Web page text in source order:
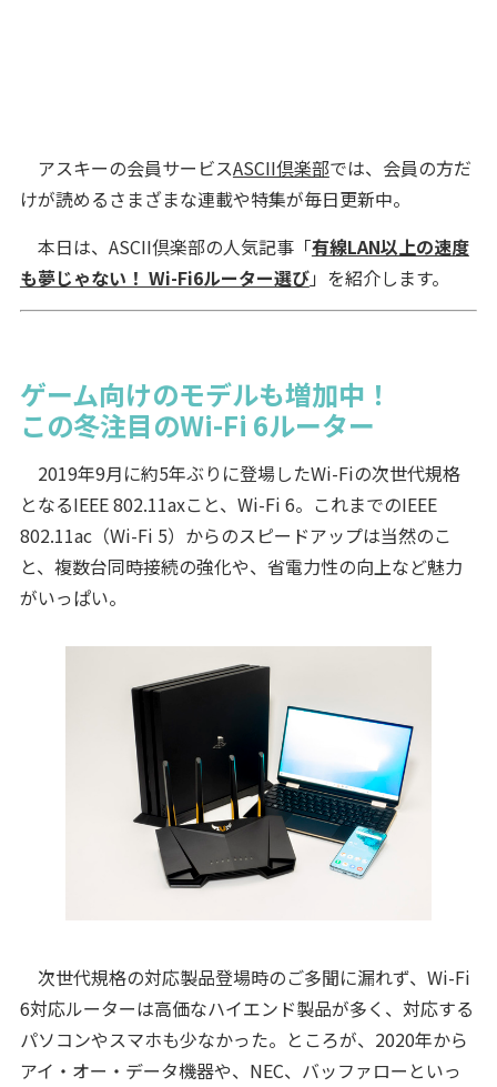
アスキーの会員サービスASCII倶楽部では、会員の方だ
けが読めるさまざまな連載や特集が毎日更新中。
本日は、ASCII倶楽部の人気記事「有線LAN以上の速度
も夢じゃない！ Wi-Fi6ルーター選び」を紹介します。
ゲーム向けのモデルも増加中！
この冬注目のWi-Fi 6ルーター
2019年9月に約5年ぶりに登場したWi-Fiの次世代規格
となるIEEE 802.11axこと、Wi-Fi 6。これまでのIEEE
802.11ac（Wi-Fi 5）からのスピードアップは当然のこ
と、複数台同時接続の強化や、省電力性の向上など魅力
がいっぱい。
次世代規格の対応製品登場時のご多聞に漏れず、Wi-Fi
6対応ルーターは高価なハイエンド製品が多く、対応する
パソコンやスマホも少なかった。ところが、2020年から
アイ・オー・データ機器や、NEC、バッファローといっ